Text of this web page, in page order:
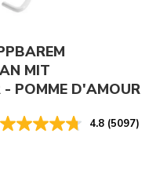
MIT
POMME D'AMOUR
4.8 (5097)